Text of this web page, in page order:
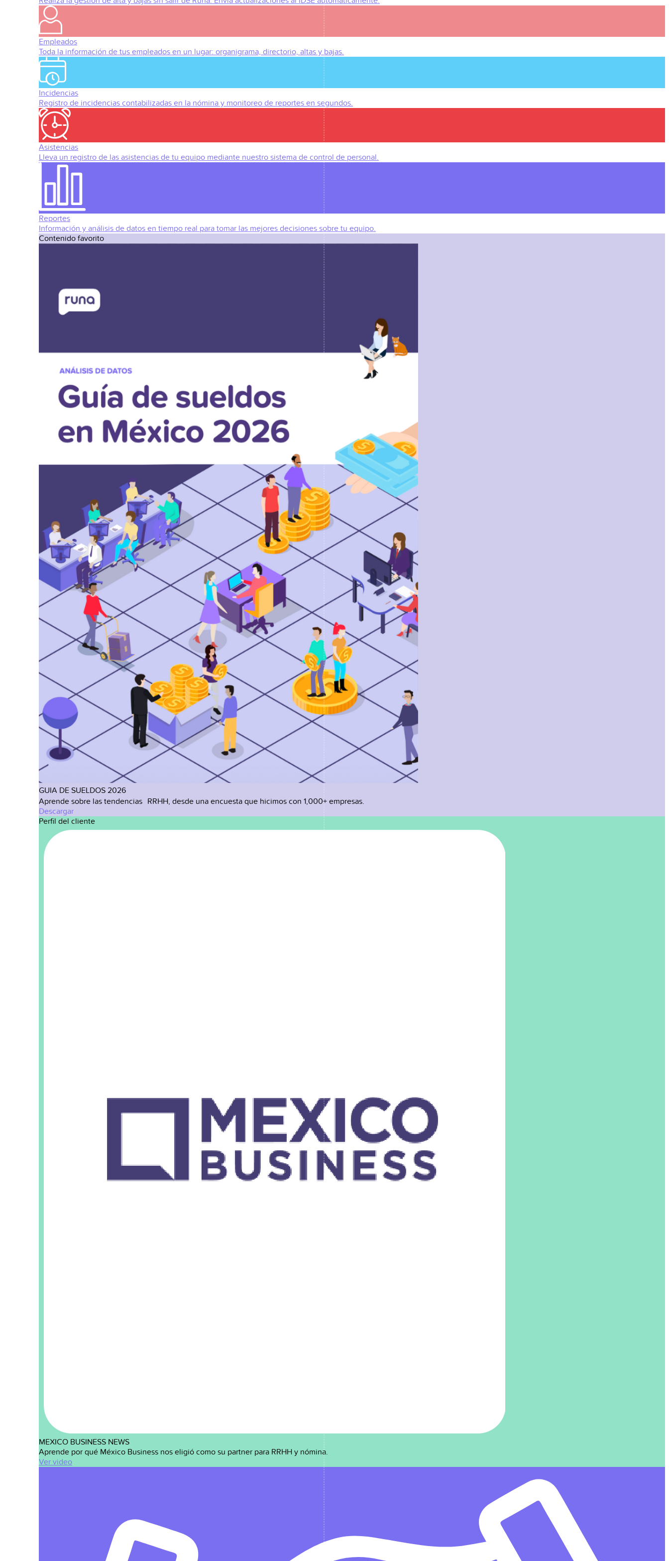
Empleados
Toda la información de tus empleados en un lugar: organigrama, directorio, altas y bajas.
Incidencias
Registro de incidencias contabilizadas en la nómina y monitoreo de reportes en segundos.
Asistencias
Lleva un registro de las asistencias de tu equipo mediante nuestro sistema de control de personal.
Reportes
Información y análisis de datos en tiempo real para tomar las mejores decisiones sobre tu equipo.
Contenido favorito
GUIA DE SUELDOS 2026
Aprende sobre las tendencias RRHH, desde una encuesta que hicimos con 1,000+ empresas.
Descargar
Perfil del cliente
MEXICO BUSINESS NEWS
Aprende por qué México Business nos eligió como su partner para RRHH y nómina.
Ver video